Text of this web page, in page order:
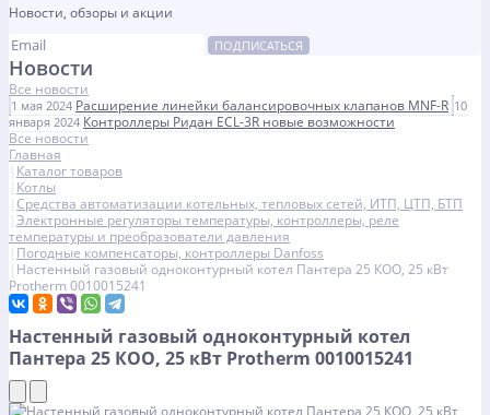
Новости, обзоры и акции
ПОДПИСАТЬСЯ
Новости
Все новости
1 мая 2024 Расширение линейки балансировочных клапанов MNF-R 10
января 2024 Контроллеры Ридан ECL-3R новые возможности
Все новости
Главная
Каталог товаров
Котлы
Средства автоматизации котельных, тепловых сетей, ИТП, ЦТП, БТП
Электронные регуляторы температуры, контроллеры, реле
температуры и преобразователи давления
Погодные компенсаторы, контроллеры Danfoss
Настенный газовый одноконтурный котел Пантера 25 КOО, 25 кВт
Protherm 0010015241
Настенный газовый одноконтурный котел
Пантера 25 КOО, 25 кВт Protherm 0010015241